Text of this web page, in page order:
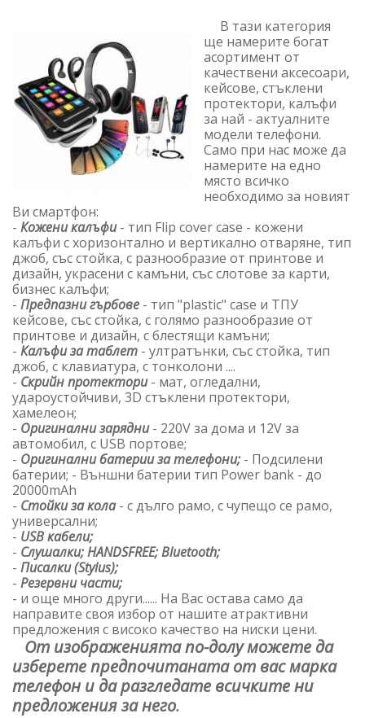
В тази категория
ще намерите богат
асортимент от
качествени аксесоари,
кейсове, стъклени
протектори, калъфи
за най - актуалните
модели телефони.
Само при нас може да
намерите на едно
място всичко
необходимо за новият
Ви смартфон:
- Кожени калъфи- тип Flip cover case - кожени
калъфи с хоризонтално и вертикално отваряне, тип
джоб, със стойка, с разнообразие от принтове и
дизайн, украсени с камъни, със слотове за карти,
бизнес калъфи;
- Предпазни гърбове - тип "plastic" case и ТПУ
кейсове, със стойка, с голямо разнообразие от
принтове и дизайн, с блестящи камъни;
- Калъфи за таблет - ултратънки, със стойка, тип
джоб, с клавиатура, с тонколони ....
- Скрийн протектори- мат, огледални,
удароустойчиви, 3D стъклени протектори,
хамелеон;
- Оригинални зарядни- 220V за дома и 12V за
автомобил, с USB портове;
- Оригинални батерии за телефони; - Подсилени
батерии; - Външни батерии тип Power bank - до
20000mAh
- Стойки за кола- с дълго рамо, с чупещо се рамо,
универсални;
- USB кабели;
- Слушалки; HANDSFREE; Bluetooth;
- Писалки (Stylus);
- Резервни части;
- и още много други...... На Вас остава само да
направите своя избор от нашите атрактивни
предложения с високо качество на ниски цени.
От изображенията по-долу можете да
изберете предпочитаната от вас марка
телефон и да разгледате всичките ни
предложения за него.